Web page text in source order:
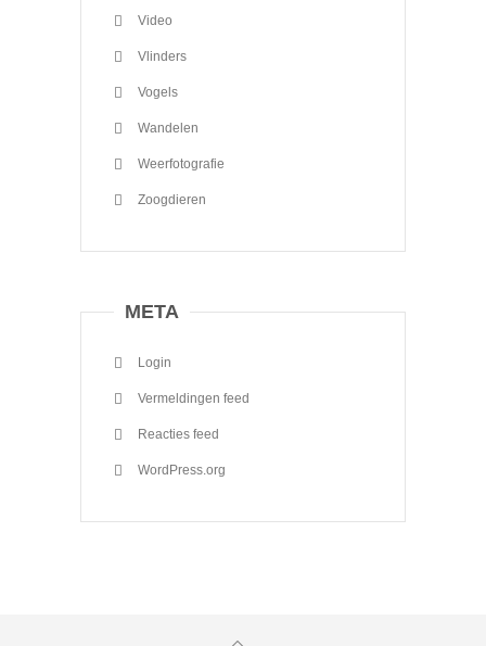
Video
Vlinders
Vogels
Wandelen
Weerfotografie
Zoogdieren
META
Login
Vermeldingen feed
Reacties feed
WordPress.org